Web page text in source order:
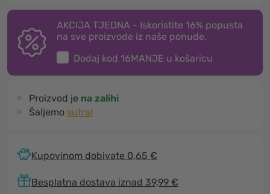
AKCIJA TJEDNA - Iskoristite 16% popusta
na sve proizvode iz naše ponude.
Dodaj kod 16MANJE u košaricu
Proizvod je na zalihi
Šaljemo sutra!
Kupovinom dobivate 0,65 €
Besplatna dostava iznad 39,99 €